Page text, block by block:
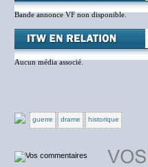
Bande annonce VF non disponible.
Aucun média associé.
guerre drame historique